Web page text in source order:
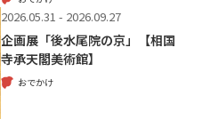
2026.05.31 - 2026.09.27
企画展「後水尾院の京」【相国
寺承天閣美術館】
おでかけ